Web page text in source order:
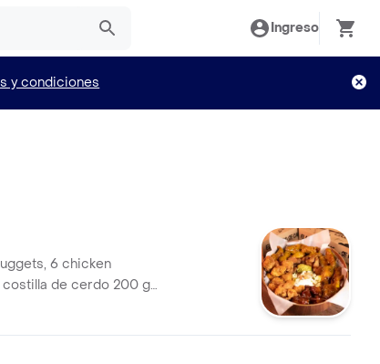
Ingreso
y condiciones
6 chicken
de cerdo 200 gr,
papas 750 gr,